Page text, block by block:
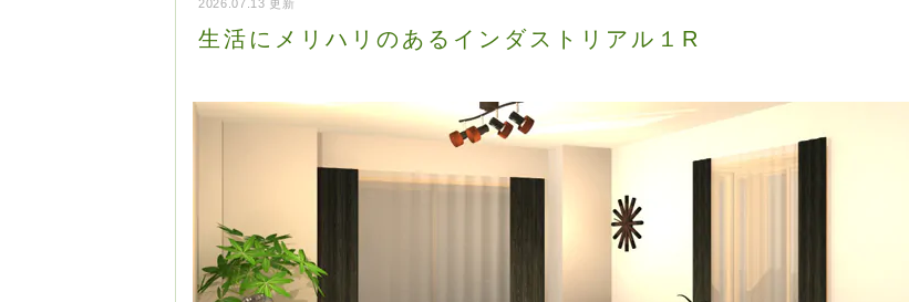
2026.07.13 更新
生活にメリハリのあるインダストリアル１R